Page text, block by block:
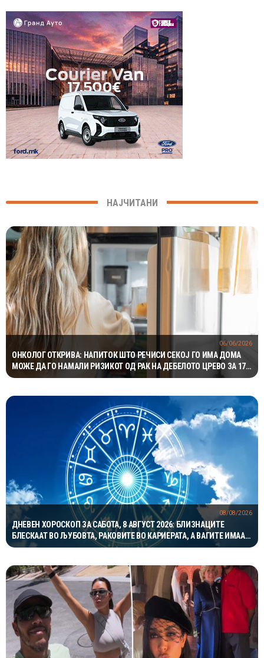
НАЈЧИТАНИ
ОНКОЛОГ ОТКРИВА: НАПИТОК ШТО РЕЧИСИ СЕКОЈ ГО ИМА ДОМА
МОЖЕ ДА ГО НАМАЛИ РИЗИКОТ ОД РАК НА ДЕБЕЛОТО ЦРЕВО ЗА 17
ОТСТО
06/06/2026
ДНЕВЕН ХОРОСКОП ЗА САБОТА, 8 АВГУСТ 2026: БЛИЗНАЦИТЕ
БЛЕСКААТ ВО ЉУБОВТА, РАКОВИТЕ ВО КАРИЕРАТА, А ВАГИТЕ ИМААТ
ОДЛИЧЕН ДЕН ЗА ХАРМОНИЈА
08/08/2026